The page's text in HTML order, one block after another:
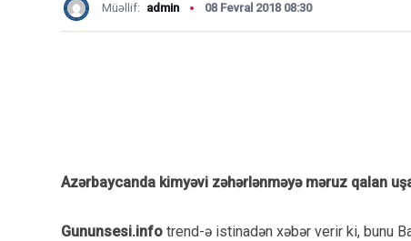
Müəllif: admin 08 Fevral 2018 08:30
Azərbaycanda kimyəvi zəhərlənməyə məruz qalan
Gununsesi.info trend-ə istinadən xəbər verir ki, bunu